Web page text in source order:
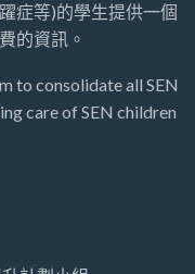
症等)的學生提供一個
的資訊。
to consolidate all SEN
care of SEN children